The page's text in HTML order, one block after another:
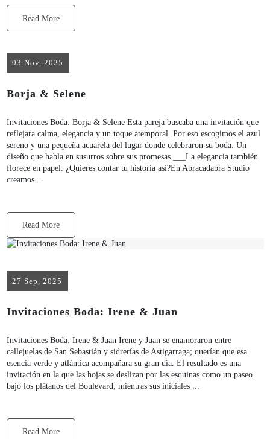
Read More
03 Nov, 2025
Borja & Selene
Invitaciones Boda: Borja & Selene Esta pareja buscaba una invitación que
reflejara calma, elegancia y un toque atemporal. Por eso escogimos el azul
sereno y una pequeña acuarela del lugar donde celebraron su boda. Un
diseño que habla en susurros sobre sus promesas.___La elegancia también
florece en papel. ¿Quieres contar tu historia así?En Abracadabra Studio
creamos ...
Read More
27 Sep, 2025
Invitaciones Boda: Irene & Juan
Invitaciones Boda: Irene & Juan Irene y Juan se enamoraron entre
callejuelas de San Sebastián y sidrerías de Astigarraga; querían que esa
esencia verde y atlántica acompañara su gran día. El resultado es una
invitación en la que las hojas se deslizan por las esquinas como un paseo
bajo los plátanos del Boulevard, mientras sus iniciales ...
Read More